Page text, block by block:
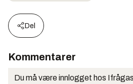
Del
Kommentarer
Du må være innlogget hos